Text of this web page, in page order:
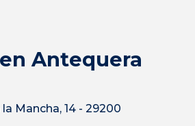
Antequera
Mancha, 14 - 29200